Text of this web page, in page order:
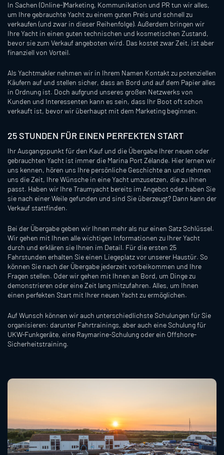
In Sachen (Online-)Marketing, Kommunikation und PR tun wir alles,
um Ihre gebrauchte Yacht zu einem guten Preis und schnell zu
verkaufen (und zwar in dieser Reihenfolge). Außerdem bringen wir
Ihre Yacht in einen guten technischen und kosmetischen Zustand,
bevor sie zum Verkauf angeboten wird. Das kostet zwar Zeit, ist aber
finanziell von Vorteil.
Als Yachtmakler nehmen wir in Ihrem Namen Kontakt zu potenziellen
Käufern auf und stellen sicher, dass an Bord und auf dem Papier alles
in Ordnung ist. Doch aufgrund unseres großen Netzwerks von
Kunden und Interessenten kann es sein, dass Ihr Boot oft schon
verkauft ist, bevor wir überhaupt mit dem Marketing beginnen.
25 STUNDEN FÜR EINEN PERFEKTEN START
Ihr Ausgangspunkt für den Kauf und die Übergabe Ihrer neuen oder
gebrauchten Yacht ist immer die Marina Port Zélande. Hier lernen wir
uns kennen, hören uns Ihre persönliche Geschichte an und nehmen
uns die Zeit, Ihre Wünsche in eine Yacht umzusetzen, die zu Ihnen
passt. Haben wir Ihre Traumyacht bereits im Angebot oder haben Sie
sie nach einer Weile gefunden und sind Sie überzeugt? Dann kann der
Verkauf stattfinden.
Bei der Übergabe geben wir Ihnen mehr als nur einen Satz Schlüssel.
Wir gehen mit Ihnen alle wichtigen Informationen zu Ihrer Yacht
durch und erklären sie Ihnen im Detail. Für die ersten 25
Fahrstunden erhalten Sie einen Liegeplatz vor unserer Haustür. So
können Sie nach der Übergabe jederzeit vorbeikommen und Ihre
Fragen stellen. Oder wir gehen mit Ihnen an Bord, um Dinge zu
demonstrieren oder eine Zeit lang mitzufahren. Alles, um Ihnen
einen perfekten Start mit Ihrer neuen Yacht zu ermöglichen.
Auf Wunsch können wir auch unterschiedlichste Schulungen für Sie
organisieren: darunter Fahrtrainings, aber auch eine Schulung für
UKW-Funkgeräte, eine Raymarine-Schulung oder ein Offshore-
Sicherheitstraining.